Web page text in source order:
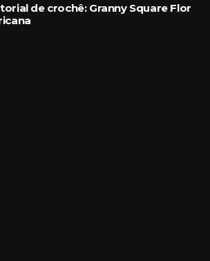
de crochê: Granny Square Flor